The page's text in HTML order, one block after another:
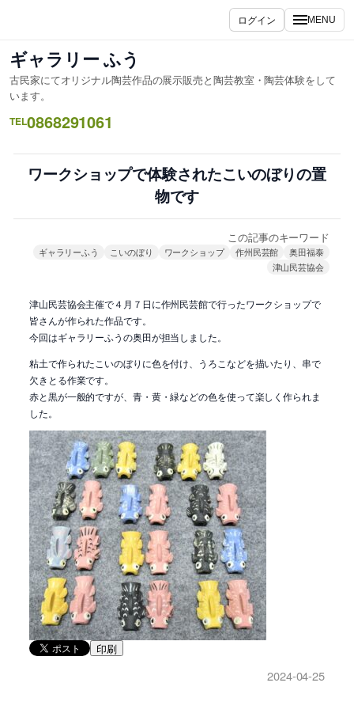
ス
キ
ッ
プ
ログイン MENU
ギャラリー ふう
古民家にてオリジナル陶芸作品の展示販売と陶芸教室・陶芸体験をして
います。
TEL0868291061
ワークショップで体験されたこいのぼりの置
物です
この記事のキーワード
ギャラリーふう こいのぼり ワークショップ 作州民芸館
奥田福泰
津山民芸協会
津山民芸協会主催で４月７日に作州民芸館で行ったワークショップで
皆さんが作られた作品です。
今回はギャラリーふうの奥田が担当しました。
粘土で作られたこいのぼりに色を付け、うろこなどを描いたり、串で
欠きとる作業です。
赤と黒が一般的ですが、青・黄・緑などの色を使って楽しく作られま
した。
印刷
2024-04-25